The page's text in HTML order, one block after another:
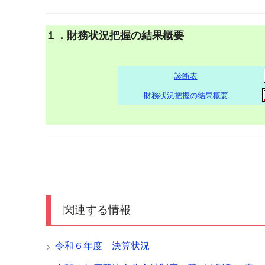
１．財務状況把握の結果概要
診断表
財務状況把握の結果概要
関連する情報
令和６年度 決算状況